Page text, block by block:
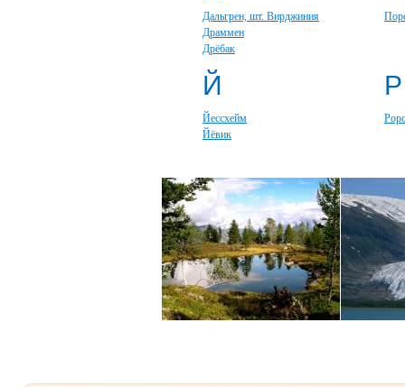
Дальгрен, шт. Вирджиния
Драммен
Дрёбак
Й
Йессхейм
Йёвик
Р